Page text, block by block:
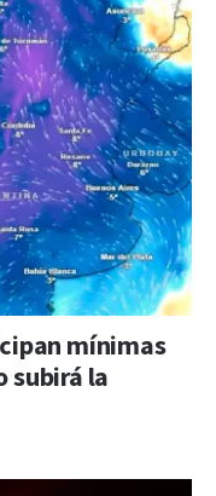
mínimas
subirá la